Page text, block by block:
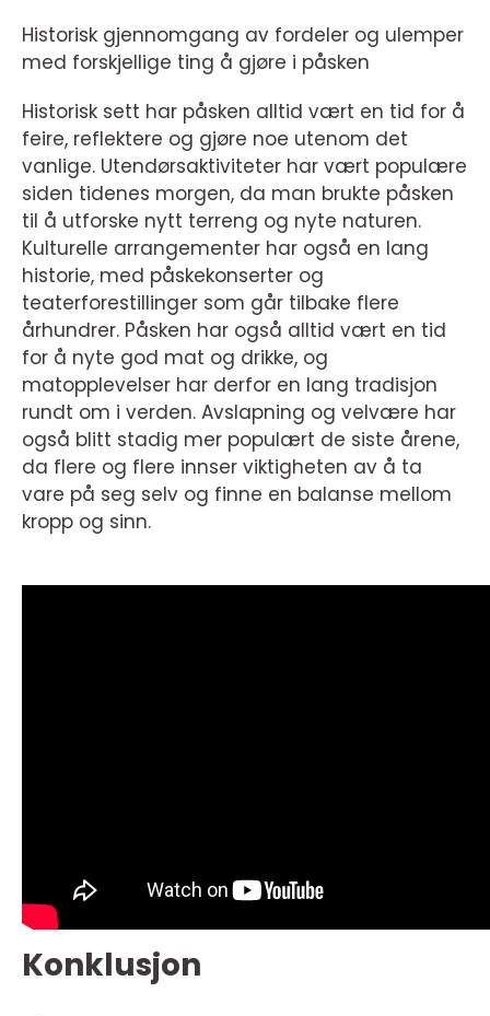
Historisk gjennomgang av fordeler og ulemper
med forskjellige ting å gjøre i påsken
Historisk sett har påsken alltid vært en tid for å
feire, reflektere og gjøre noe utenom det
vanlige. Utendørsaktiviteter har vært populære
siden tidenes morgen, da man brukte påsken
til å utforske nytt terreng og nyte naturen.
Kulturelle arrangementer har også en lang
historie, med påskekonserter og
teaterforestillinger som går tilbake flere
århundrer. Påsken har også alltid vært en tid
for å nyte god mat og drikke, og
matopplevelser har derfor en lang tradisjon
rundt om i verden. Avslapning og velvære har
også blitt stadig mer populært de siste årene,
da flere og flere innser viktigheten av å ta
vare på seg selv og finne en balanse mellom
kropp og sinn.
Konklusjon